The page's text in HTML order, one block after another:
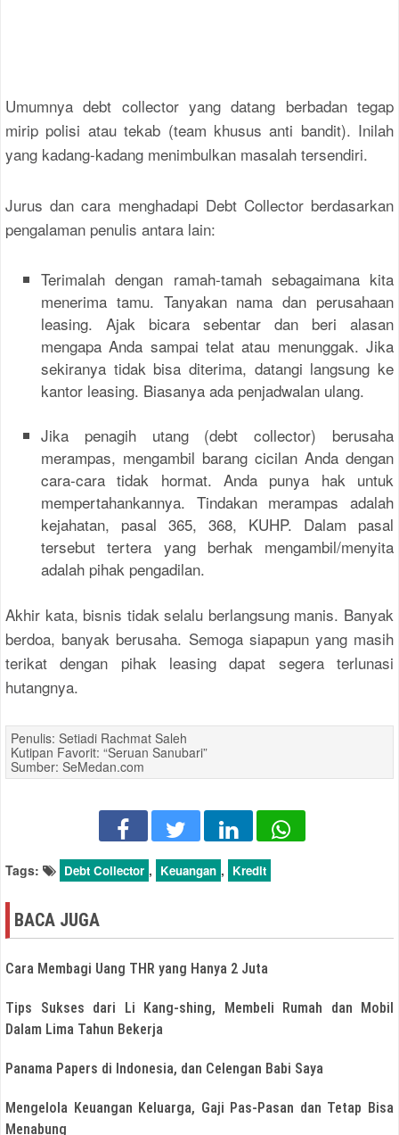
Umumnya debt collector yang datang berbadan tegap
mirip polisi atau tekab (team khusus anti bandit). Inilah
yang kadang-kadang menimbulkan masalah tersendiri.
Jurus dan cara menghadapi Debt Collector berdasarkan
pengalaman penulis antara lain:
Terimalah dengan ramah-tamah sebagaimana kita
menerima tamu. Tanyakan nama dan perusahaan
leasing. Ajak bicara sebentar dan beri alasan
mengapa Anda sampai telat atau menunggak. Jika
sekiranya tidak bisa diterima, datangi langsung ke
kantor leasing. Biasanya ada penjadwalan ulang.
Jika penagih utang (debt collector) berusaha
merampas, mengambil barang cicilan Anda dengan
cara-cara tidak hormat. Anda punya hak untuk
mempertahankannya. Tindakan merampas adalah
kejahatan, pasal 365, 368, KUHP. Dalam pasal
tersebut tertera yang berhak mengambil/menyita
adalah pihak pengadilan.
Akhir kata, bisnis tidak selalu berlangsung manis. Banyak
berdoa, banyak berusaha. Semoga siapapun yang masih
terikat dengan pihak leasing dapat segera terlunasi
hutangnya.
Penulis: Setiadi Rachmat Saleh
Kutipan Favorit: “Seruan Sanubari”
Sumber: SeMedan.com
Tags: Debt Collector , Keuangan , Kredit
BACA JUGA
Cara Membagi Uang THR yang Hanya 2 Juta
Tips Sukses dari Li Kang-shing, Membeli Rumah dan Mobil
Dalam Lima Tahun Bekerja
Panama Papers di Indonesia, dan Celengan Babi Saya
Mengelola Keuangan Keluarga, Gaji Pas-Pasan dan Tetap Bisa
Menabung